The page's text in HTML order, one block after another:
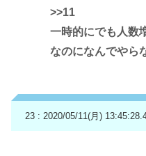
>>11
一時的にでも人数
なのになんでやら
23 : 2020/05/11(月)